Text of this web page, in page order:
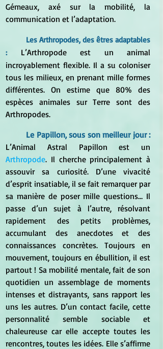
Gémeaux, axé sur la mobilité, la
communication et l’adaptation.
: L’Arthropode est un animal
incroyablement flexible. Il a su coloniser
tous les milieux, en prenant mille formes
différentes. On estime que 80% des
espèces animales sur Terre sont des
Arthropodes.
Le Papillon
, sous son meilleur jour :
Arthropode. Il cherche principalement à
assouvir sa curiosité. D’une vivacité
d’esprit insatiable, il se fait remarquer par
sa manière de poser mille questions… Il
passe d’un sujet à l’autre, résolvant
rapidement des petits problèmes,
accumulant des anecdotes et des
connaissances concrètes. Toujours en
mouvement, toujours en ébullition, il est
partout ! Sa mobilité mentale, fait de son
quotidien un assemblage de moments
intenses et distrayants, sans rapport les
uns les autres. D’un contact facile, cette
personnalité semble sociable et
chaleureuse car elle accepte toutes les
rencontres, toutes les idées. Elle s’affirme